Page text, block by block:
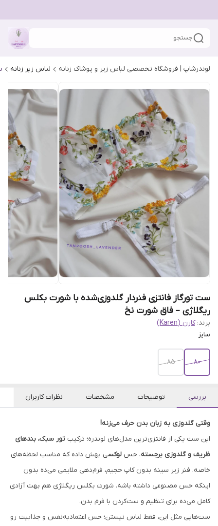
جستجو
لوندرشاپ | فروشگاه تخصصی لباس زیر و پوشاک زنانه لباس زیر زنانه
ست تورگاز فانتزی فنردار گلدوزی‌شده با شورت بکلس
ریگلاژی – فاق شورت نخ
برند: کارن (Karen)
سایز
80
85
بررسی توضیحات مشخصات نظرات کاربران
وقتی گلدوزی به زبان بدن حرف می‌زنه!
این ست یکی از فانتزی‌ترین مدل‌های لوندره؛ ترکیب تور سبک، بندهای
ظریف و گلدوزی برجسته، حس لوکسی بهش داده که مناسب لحظه‌های
خاصه. فنر زیر سینه بدون کاپ حجیم، فرم‌دهی ملایمی می‌ده بدون
اینکه حس مصنوعی داشته باشه. شورت بکلس ریگلاژی هم بهت آزادی
کامل می‌ده برای تنظیم و ست‌کردن با فرم بدن.
ست‌هایی مثل این، فقط لباس نیستن؛ حس اعتمادبه‌نفس و جذابیت رو